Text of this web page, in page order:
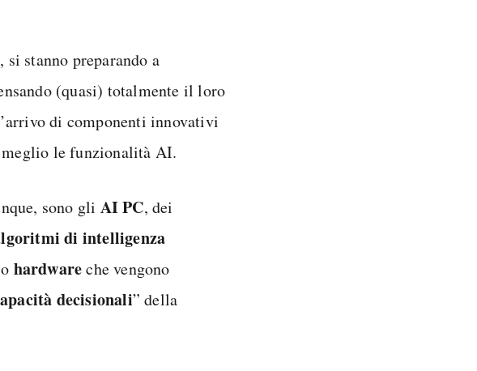
stanno preparando a
(quasi) totalmente il loro
di componenti innovativi
le funzionalità AI.
sono gli AI PC, dei
di intelligenza
o hardwareche vengono
decisionali” della